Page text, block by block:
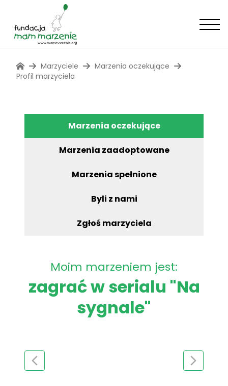
Marzyciele
Marzenia oczekujące
Profil marzyciela
Marzenia oczekujące
Marzenia zaadoptowane
Marzenia spełnione
Byli z nami
Zgłoś marzyciela
Moim marzeniem jest:
zagrać w serialu "Na
sygnale"